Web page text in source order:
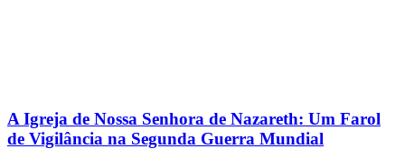
A Igreja de Nossa Senhora de Nazareth: Um Farol
de Vigilância na Segunda Guerra Mundial